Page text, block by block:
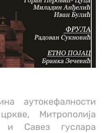
аутокефалности
Митрополија
и Савез гуслара